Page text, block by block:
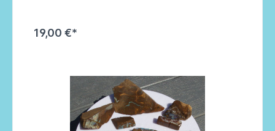
19,00 €*